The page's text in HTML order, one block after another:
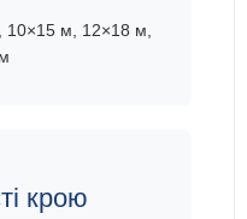
м, 12×18 м,
крою